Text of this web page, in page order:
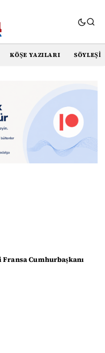
KÖŞE YAZILARI SÖYLEŞI
Fransa Cumhurbaşkanı